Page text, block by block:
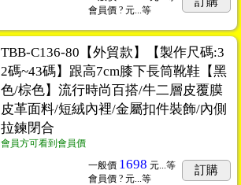
會員價 ? 元...等
TBB-C136-80【外貿款】【製作尺碼:3
2碼~43碼】跟高7cm膝下長筒靴鞋【黑
色/棕色】流行時尚百搭/牛二層皮覆膜
皮革面料/短絨內裡/金屬扣件裝飾/內側
拉鍊閉合
會員方可看到會員價
一般價 1698 元...等
會員價 ? 元...等
訂購